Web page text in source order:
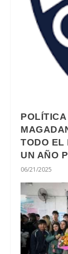
TODO EL
UN AÑO
06/21/2025